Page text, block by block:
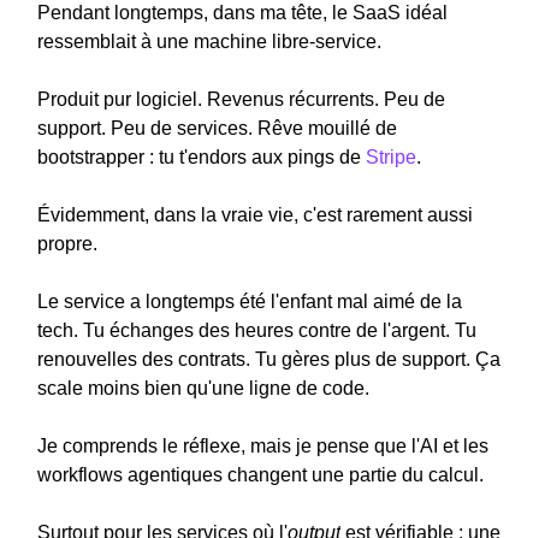
Pendant longtemps, dans ma tête, le SaaS idéal
ressemblait à une machine libre-service.
Produit pur logiciel. Revenus récurrents. Peu de
support. Peu de services. Rêve mouillé de
bootstrapper : tu t'endors aux pings de Stripe.
Évidemment, dans la vraie vie, c'est rarement aussi
propre.
Le service a longtemps été l'enfant mal aimé de la
tech. Tu échanges des heures contre de l'argent. Tu
renouvelles des contrats. Tu gères plus de support. Ça
scale moins bien qu'une ligne de code.
Je comprends le réflexe, mais je pense que l'AI et les
workflows agentiques changent une partie du calcul.
Surtout pour les services où l'output est vérifiable : une